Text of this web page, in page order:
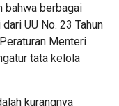
bahwa berbagai
UU No. 23 Tahun
Menteri
tata kelola
kurangnya